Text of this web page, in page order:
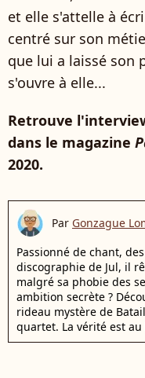
et elle s'attelle à
centré sur son
que lui a laissé son
s'ouvre à elle...
Retrouve
dans le magazine
2020.
Par Gonzague
Passionné de chant,
discographie de Jul, il
malgré sa phobie des
ambition secrète ?
rideau mystère de
quartet. La vérité est